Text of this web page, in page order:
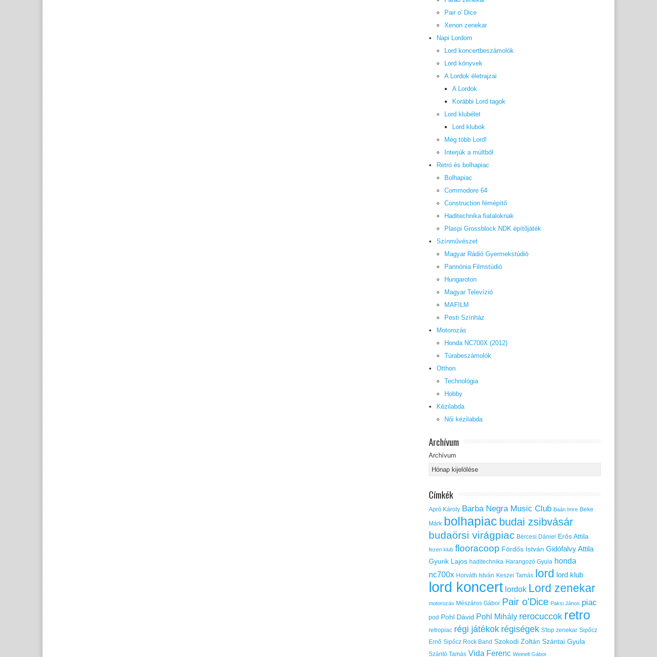
Pair o' Dice
Xenon zenekar
Napi Lordom
Lord koncertbeszámolók
Lord könyvek
A Lordok életrajzai
A Lordok
Korábbi Lord tagok
Lord klubélet
Lord klubok
Még több Lord!
Interjúk a múltból
Retró és bolhapiac
Bolhapiac
Commodore 64
Construction fémépítő
Haditechnika fiataloknak
Plaspi Grossblock NDK építőjáték
Színművészet
Magyar Rádió Gyermekstúdió
Pannónia Filmstúdió
Hungaroton
Magyar Televízió
MAFILM
Pesti Színház
Motorozás
Honda NC700X (2012)
Túrabeszámolók
Otthon
Technológia
Hobby
Kézilabda
Női kézilabda
Archívum
Archívum
Címkék
Apró Károly Barba Negra Music Club Baán Imre Beke
Márk bolhapiac budai zsibvásár
budaörsi virágpiac Bércesi Dániel Erős Attila
fezen klub flooracoop Fördős István Gidófalvy Attila
Gyurik Lajos haditechnika Harangozó Gyula honda
nc700x Horváth István Keszei Tamás lord lord klub
lord koncert lordok Lord zenekar
motorozás Mészáros Gábor Pair o'Dice Paksi János piac
pod Pohl Dávid Pohl Mihály rerocuccok retro
retropiac régi játékok régiségek S'top zenekar Sipőcz
Ernő Sipőcz Rock Band Szokodi Zoltán Szántai Gyula
Szántó Tamás Vida Ferenc Weinelt Gábor